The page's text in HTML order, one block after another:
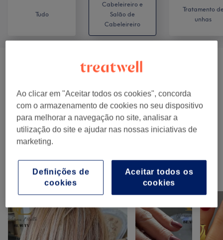
Tudo
Cabeleireiro e
Salão de
Cabeleireiro
Tratamento
unhas
Mulher - Cortes E Penteados (10)
Crianças - Cabelo (6) desde € 10
Coloração E Madeixas (10) desde € 35
Tratamentos Capilares
O nosso Trabalho
Clica na imagem para ver mais detalhes
Ao clicar em "Aceitar todos os cookies", concorda
com o armazenamento de cookies no seu dispositivo
para melhorar a navegação no site, analisar a
utilização do site e ajudar nas nossas iniciativas de
marketing.
Aceitar todos os
cookies
Definições de
cookies